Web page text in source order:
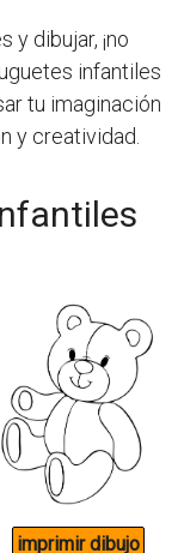
y dibujar, ¡no
infantiles
tu imaginación
y creatividad.